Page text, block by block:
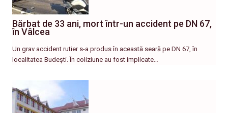
Bărbat de 33 ani, mort într-un accident pe DN 67,
în Vâlcea
Un grav accident rutier s-a produs în această seară pe DN 67, în
localitatea Budești. În coliziune au fost implicate…